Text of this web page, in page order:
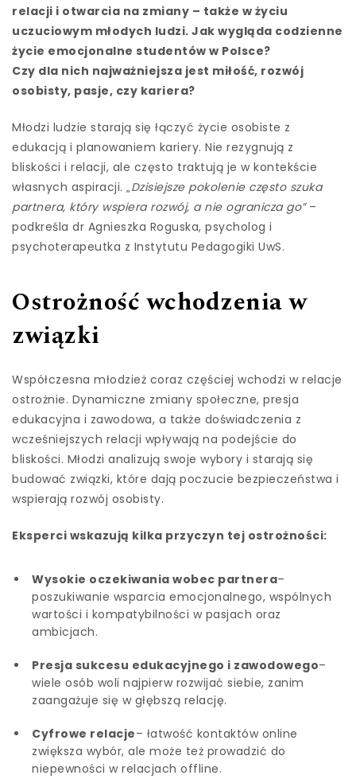
relacji i otwarcia na zmiany – także w życiu
uczuciowym młodych ludzi. Jak wygląda codzienne
życie emocjonalne studentów w Polsce?
Czy dla nich najważniejsza jest miłość, rozwój
osobisty, pasje, czy kariera?
Młodzi ludzie starają się łączyć życie osobiste z
edukacją i planowaniem kariery. Nie rezygnują z
bliskości i relacji, ale często traktują je w kontekście
własnych aspiracji. „Dzisiejsze pokolenie często szuka
partnera, który wspiera rozwój, a nie ogranicza go”–
podkreśla dr Agnieszka Roguska, psycholog i
psychoterapeutka z Instytutu Pedagogiki UwS.
Ostrożność wchodzenia w
związki
Współczesna młodzież coraz częściej wchodzi w relacje
ostrożnie. Dynamiczne zmiany społeczne, presja
edukacyjna i zawodowa, a także doświadczenia z
wcześniejszych relacji wpływają na podejście do
bliskości. Młodzi analizują swoje wybory i starają się
budować związki, które dają poczucie bezpieczeństwa i
wspierają rozwój osobisty.
Eksperci wskazują kilka przyczyn tej ostrożności:
Wysokie oczekiwania wobec partnera–
poszukiwanie wsparcia emocjonalnego, wspólnych
wartości i kompatybilności w pasjach oraz
ambicjach.
Presja sukcesu edukacyjnego i zawodowego–
wiele osób woli najpierw rozwijać siebie, zanim
zaangażuje się w głębszą relację.
Cyfrowe relacje– łatwość kontaktów online
zwiększa wybór, ale może też prowadzić do
niepewności w relacjach offline.